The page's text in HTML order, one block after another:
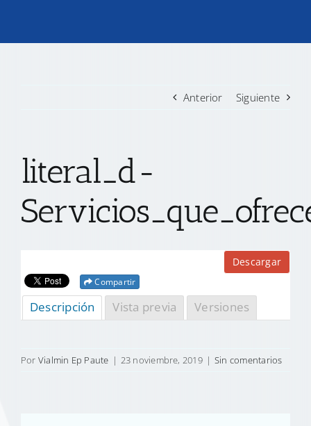
TRANSPARENCIA
CONTACTO
Anterior Siguiente
literal_d-
Descargar
Compartir
Descripción Vista previa Versiones
Por Vialmin Ep Paute | 23 noviembre, 2019 | Sin comentarios